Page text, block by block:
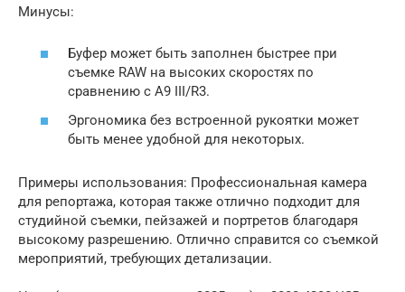
Минусы:
Буфер может быть заполнен быстрее при
съемке RAW на высоких скоростях по
сравнению с A9 III/R3.
Эргономика без встроенной рукоятки может
быть менее удобной для некоторых.
Примеры использования: Профессиональная камера
для репортажа, которая также отлично подходит для
студийной съемки, пейзажей и портретов благодаря
высокому разрешению. Отлично справится со съемкой
мероприятий, требующих детализации.